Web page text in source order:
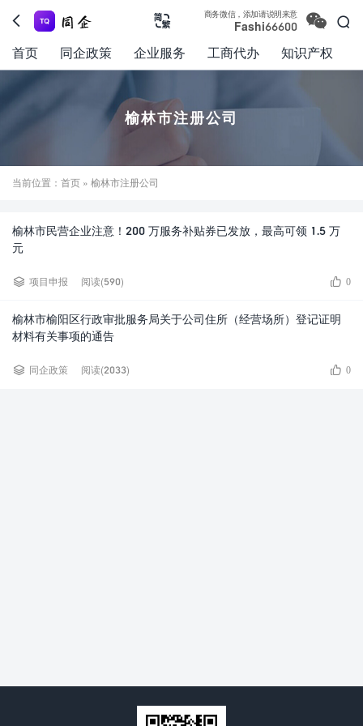
 
商务微信，添加请说明来意
Fashi66600 

首页 同企政策 企业服务 工商代办 知识产权
榆林市注册公司
当前位置： 首页 » 榆林市注册公司
榆林市民营企业注意！200 万服务补贴券已发放，最高可领 1.5 万
元
 项目申报 阅读(590)  0
榆林市榆阳区行政审批服务局关于公司住所（经营场所）登记证明
材料有关事项的通告
 同企政策 阅读(2033)  0